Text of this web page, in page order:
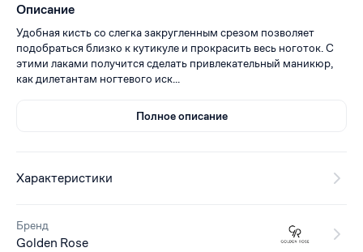
Описание
Удобная кисть со слегка закругленным срезом позволяет
подобраться близко к кутикуле и прокрасить весь ноготок. С
этими лаками получится сделать привлекательный маникюр,
как дилетантам ногтевого иск...
Полное описание
Характеристики
Бренд
Golden Rose